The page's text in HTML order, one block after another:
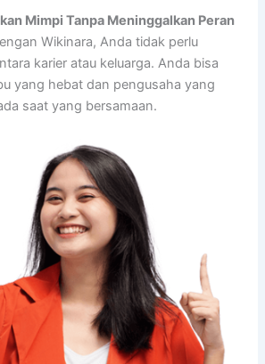
Mimpi Tanpa Meninggalkan Peran
Wikinara, Anda tidak perlu
karier atau keluarga. Anda bisa
yang hebat dan pengusaha yang
saat yang bersamaan.